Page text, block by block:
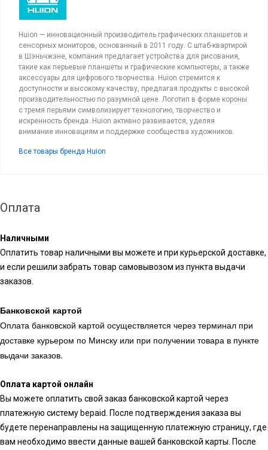
Huion — инновационный производитель графических планшетов и
сенсорных мониторов, основанный в 2011 году. С штаб-квартирой
в Шэньчжэне, компания предлагает устройства для рисования,
такие как перьевые планшеты и графические компьютеры, а также
аксессуары для цифрового творчества. Huion стремится к
доступности и высокому качеству, предлагая продукты с высокой
производительностью по разумной цене. Логотип в форме короны
с тремя перьями символизирует технологию, творчество и
искренность бренда. Huion активно развивается, уделяя
внимание инновациям и поддержке сообщества художников.
Все товары бренда Huion
Оплата
Наличными
Оплатить товар наличными вы можете и при курьерской доставке,
и если решили забрать товар самовывозом из пункта выдачи
заказов.
Банковской картой
Оплата банковской картой осуществляется через терминал при
доставке курьером по Минску или при получении товара в пункте
выдачи заказов.
Оплата картой онлайн
Вы можете оплатить свой заказ банковской картой через
платежную систему bepaid. После подтверждения заказа вы
будете перенаправлены на защищенную платежную страницу, где
вам необходимо ввести данные вашей банковской карты. После